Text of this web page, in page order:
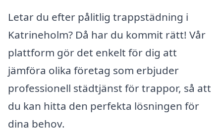
Letar du efter pålitlig trappstädning i
Katrineholm? Då har du kommit rätt! Vår
plattform gör det enkelt för dig att
jämföra olika företag som erbjuder
professionell städtjänst för trappor, så att
du kan hitta den perfekta lösningen för
dina behov.